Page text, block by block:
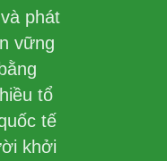
phát
vững
tổ
tế
khởi